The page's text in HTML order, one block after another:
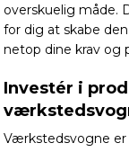
overskuelig måde.
for dig at skabe
netop dine krav og
Investér i
Værkstedsvogne er